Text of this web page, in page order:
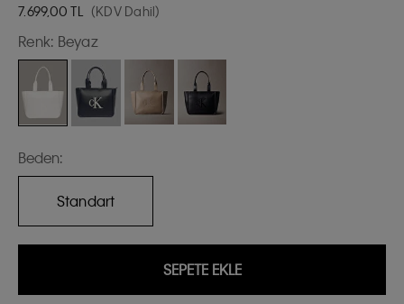
7.699,00 TL (KDV Dahil)
Renk: Beyaz
Beden:
Standart
SEPETE EKLE